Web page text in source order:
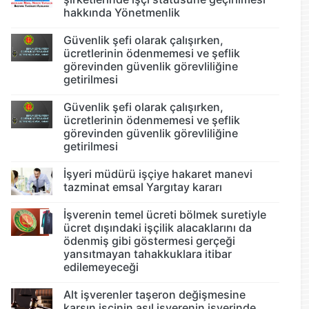
hakkında Yönetmenlik
Güvenlik şefi olarak çalışırken,
ücretlerinin ödenmemesi ve şeflik
görevinden güvenlik görevliliğine
getirilmesi
Güvenlik şefi olarak çalışırken,
ücretlerinin ödenmemesi ve şeflik
görevinden güvenlik görevliliğine
getirilmesi
İşyeri müdürü işçiye hakaret manevi
tazminat emsal Yargıtay kararı
İşverenin temel ücreti bölmek suretiyle
ücret dışındaki işçilik alacaklarını da
ödenmiş gibi göstermesi gerçeği
yansıtmayan tahakkuklara itibar
edilemeyeceği
Alt işverenler taşeron değişmesine